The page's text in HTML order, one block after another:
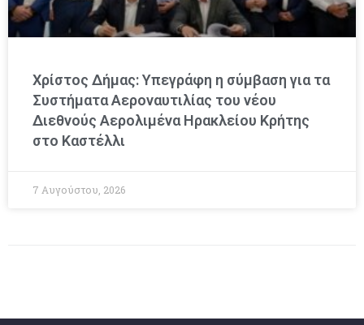
Χρίστος Δήμας: Υπεγράφη η σύμβαση για τα
Συστήματα Αεροναυτιλίας του νέου
Διεθνούς Αερολιμένα Ηρακλείου Κρήτης
στο Καστέλλι
7 Αυγούστου, 2026